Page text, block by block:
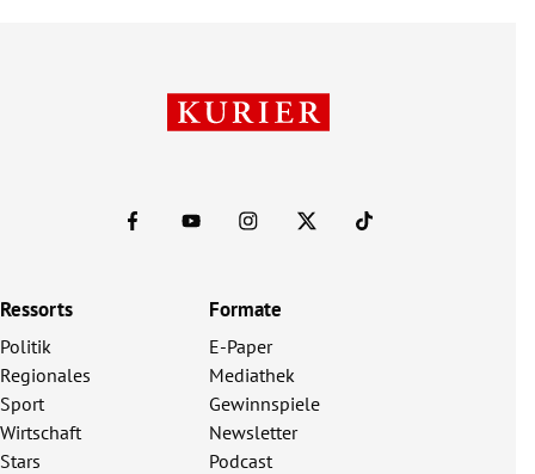
Ressorts
Politik
Regionales
Sport
Wirtschaft
Stars
Formate
E-Paper
Mediathek
Gewinnspiele
Newsletter
Podcast